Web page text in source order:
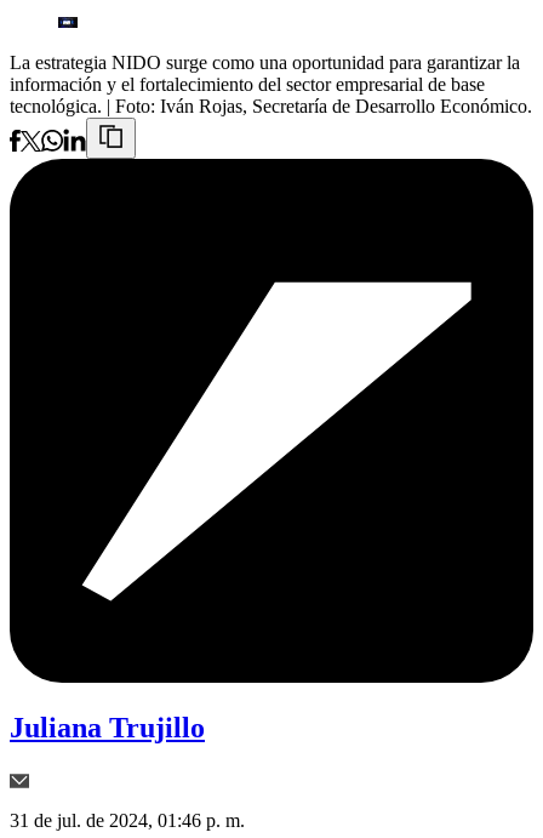
La estrategia NIDO surge como una oportunidad para garantizar la
información y el fortalecimiento del sector empresarial de base
tecnológica. | Foto: Iván Rojas, Secretaría de Desarrollo Económico.
Juliana Trujillo
31 de jul. de 2024, 01:46 p. m.